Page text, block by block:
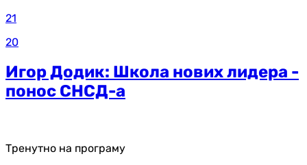
21
20
Игор Додик: Школа нових лидера -
понос СНСД-а
Тренутно на програму